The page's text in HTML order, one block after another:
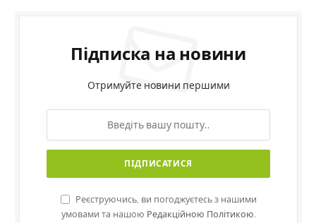
Підписка на новини
Отримуйте новини першими
Реєструючись, ви погоджуєтесь з нашими
умовами та нашою Редакційною Політикою.